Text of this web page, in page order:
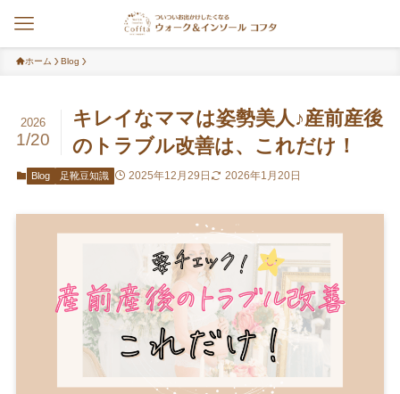
ホーム Blog
キレイなママは姿勢美人♪産前産後
のトラブル改善は、これだけ！
2026
1/20
Blog 足靴豆知識 2025年12月29日 2026年1月20日